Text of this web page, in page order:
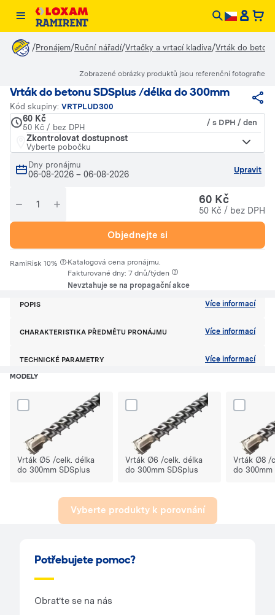
/Pronájem/Ruční nářadí/Vrtačky a vrtací kladiva/Vrták do
Vrták do betonu SDSplus /délka do 300mm
Kód skupiny: VRTPLUD300
60 Kč
50 Kč / bez DPH
/ s DPH / den
Zkontrolovat dostupnost
Vyberte pobočku
Dny pronájmu
06-08-2026 – 06-08-2026 Upravit
60 Kč
50 Kč / bez DPH
Objednejte si
RamiRisk 10% ·Katalogová cena pronájmu.
Fakturované dny: 7 dnů/týden
Nevztahuje se na propagační akce
Zobrazené obrázky produktů jsou referenční fotografie
POPIS Více informací
CHARAKTERISTIKA PŘEDMĚTU PRONÁJMU Více informací
TECHNICKÉ PARAMETRY Více informací
MODELY
Dodaj produkt Vrták Ø5 /celk. délka do 300mm SDSplus do
Vrták Ø5 /celk. délka
do 300mm SDSplus
Dodaj produkt Vrták Ø6 /celk. délka do
Vrták Ø6 /celk. délka
do 300mm SDSplus
Dodaj
Vrták Ø8 /
do 300mm
Vyberte produkty k porovnání
Potřebujete pomoc?
Obraťte se na nás